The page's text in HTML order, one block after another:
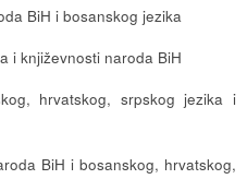
i bosanskog jezika
naroda BiH
srpskog jezika i
BiH i bosanskog, hrvatskog,